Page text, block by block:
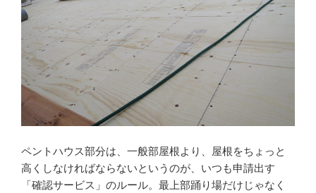
ペントハウス部分は、一般部屋根より、屋根をちょっと
高くしなければならないというのが、いつも申請出す
「確認サービス」のルール。最上部踊り場だけじゃなく